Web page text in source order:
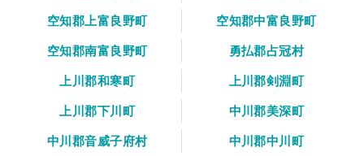
空知郡上富良野町
空知郡中富良野町
空知郡南富良野町
勇払郡占冠村
上川郡和寒町
上川郡剣淵町
上川郡下川町
中川郡美深町
中川郡音威子府村
中川郡中川町